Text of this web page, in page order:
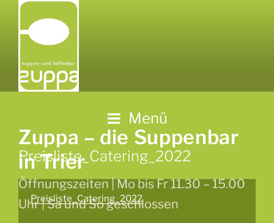
springen
Zuppa – die Suppenbar
in Trier
Öffnungszeiten | Mo bis Fr 11.30 – 15.00
Uhr | Sa und So geschlossen
Menü
Preisliste_Catering_2022
Preisliste_Catering_2022